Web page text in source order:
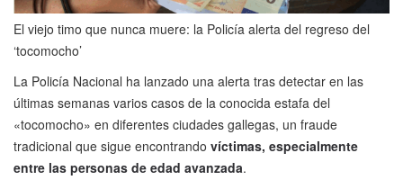
El viejo timo que nunca muere: la Policía alerta del regreso del
‘tocomocho’
La Policía Nacional ha lanzado una alerta tras detectar en las
últimas semanas varios casos de la conocida estafa del
«tocomocho» en diferentes ciudades gallegas, un fraude
tradicional que sigue encontrando víctimas, especialmente
entre las personas de edad avanzada.